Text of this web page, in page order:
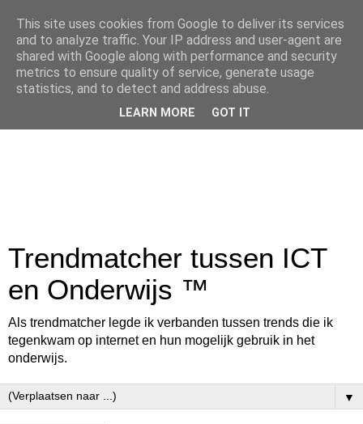
Trendmatcher tussen ICT
en Onderwijs ™
Als trendmatcher legde ik verbanden tussen trends die ik
tegenkwam op internet en hun mogelijk gebruik in het
onderwijs.
▼
This site uses cookies from Google to deliver its services
and to analyze traffic. Your IP address and user-agent are
shared with Google along with performance and security
metrics to ensure quality of service, generate usage
statistics, and to detect and address abuse.
LEARN MORE GOT IT